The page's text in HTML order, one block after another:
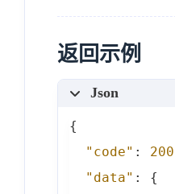
返回示例
Json
{
"code" : 200
"data" :
{